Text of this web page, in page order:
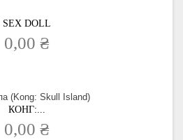
SEX DOLL
0,00 ₴
КОНГ:...
0,00 ₴